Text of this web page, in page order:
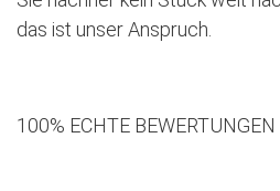
das ist unser Anspruch.
100% ECHTE BEWERTUNGEN